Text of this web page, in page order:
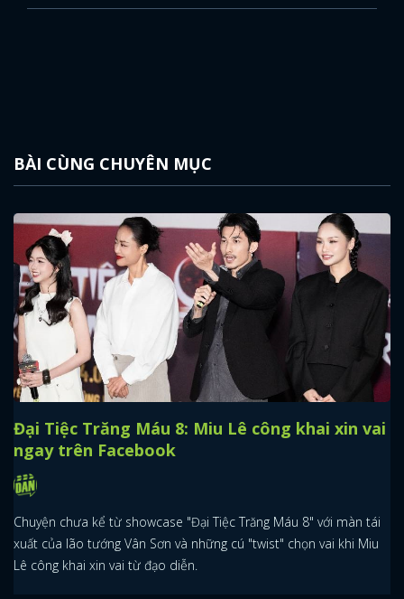
BÀI CÙNG CHUYÊN MỤC
Đại Tiệc Trăng Máu 8: Miu Lê công khai xin vai
ngay trên Facebook
Chuyện chưa kể từ showcase "Đại Tiệc Trăng Máu 8" với màn tái
xuất của lão tướng Vân Sơn và những cú "twist" chọn vai khi Miu
Lê công khai xin vai từ đạo diễn.